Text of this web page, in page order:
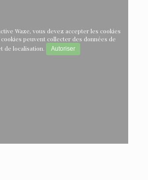
Waze, vous devez accepter les cookies
peuvent collecter des données de
de localisation.
Autoriser